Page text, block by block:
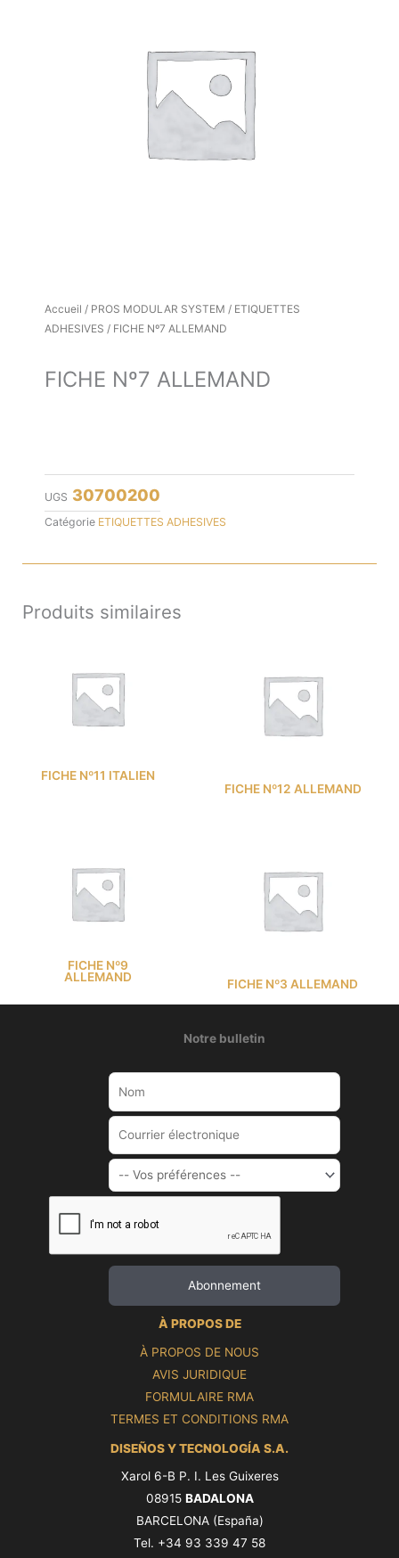
Accueil / PROS MODULAR SYSTEM / ETIQUETTES
ADHESIVES / FICHE Nº7 ALLEMAND
FICHE Nº7 ALLEMAND
UGS 30700200
Catégorie ETIQUETTES ADHESIVES
Produits similaires
FICHE Nº11 ITALIEN
FICHE Nº12 ALLEMAND
FICHE Nº9
ALLEMAND
FICHE Nº3 ALLEMAND
Notre bulletin
À PROPOS DE
À PROPOS DE NOUS
AVIS JURIDIQUE
FORMULAIRE RMA
TERMES ET CONDITIONS RMA
DISEÑOS Y TECNOLOGÍA S.A.
Xarol 6-B P. I. Les Guixeres
08915 BADALONA
BARCELONA (España)
Tel. +34 93 339 47 58